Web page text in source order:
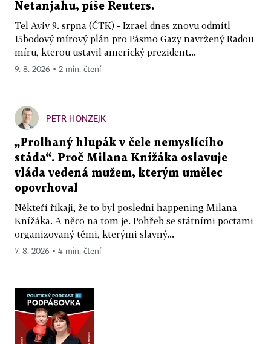
Netanjahu, píše Reuters.
Tel Aviv 9. srpna (ČTK) - Izrael dnes znovu odmítl
15bodový mírový plán pro Pásmo Gazy navržený Radou
míru, kterou ustavil americký prezident...
9. 8. 2026 ▪ 2 min. čtení
PETR HONZEJK
„Prolhaný hlupák v čele nemyslícího
stáda“. Proč Milana Knížáka oslavuje
vláda vedená mužem, kterým umělec
opovrhoval
Někteří říkají, že to byl poslední happening Milana
Knížáka. A něco na tom je. Pohřeb se státními poctami
organizovaný těmi, kterými slavný...
7. 8. 2026 ▪ 4 min. čtení